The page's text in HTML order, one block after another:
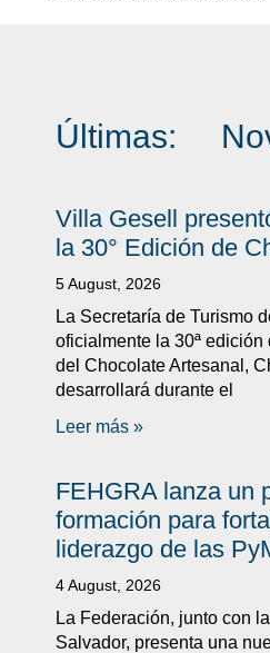
Últimas:
Villa Gesell
la 30° Edición de
5 August, 2026
La Secretaría de Turismo
oficialmente la 30ª edición
del Chocolate Artesanal,
desarrollará durante el
Leer más »
FEHGRA lanza un
formación para
liderazgo de las
4 August, 2026
La Federación, junto con
Salvador, presenta una